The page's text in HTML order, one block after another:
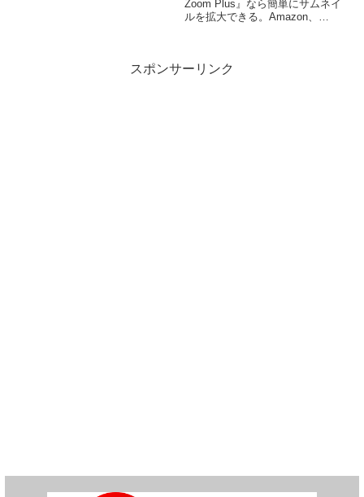
Zoom Plus』なら簡単にサムネイ
ルを拡大できる。Amazon、
大可能。
スポンサーリンク